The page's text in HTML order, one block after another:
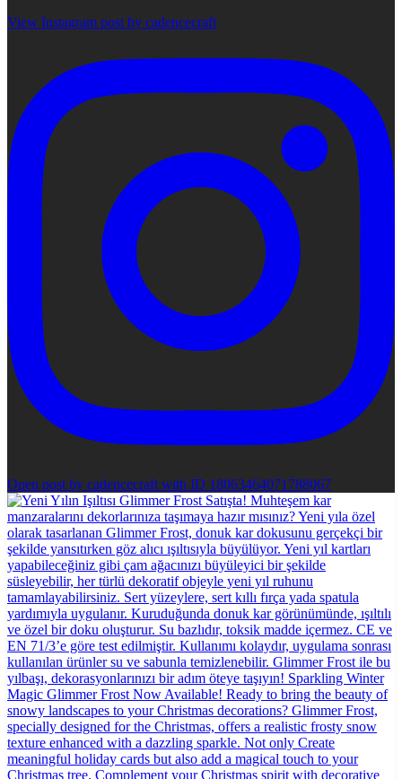
View Instagram post by cadencecraft
Open post by cadencecraft with ID 18063464071788067